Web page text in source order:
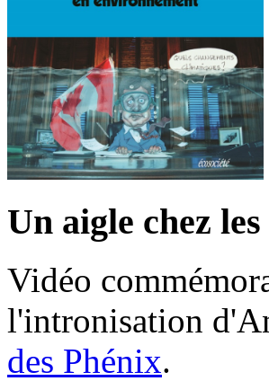
Un aigle chez
Vidéo
l'intronisation
des Phénix.